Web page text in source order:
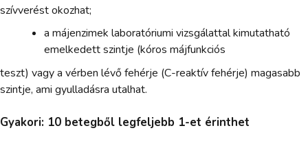
szívverést okozhat;
a májenzimek laboratóriumi vizsgálattal kimutatható
emelkedett szintje (kóros májfunkciós
teszt) vagy a vérben lévő fehérje (C-reaktív fehérje) magasabb
szintje, ami gyulladásra utalhat.
Gyakori: 10 betegből legfeljebb 1-et érinthet